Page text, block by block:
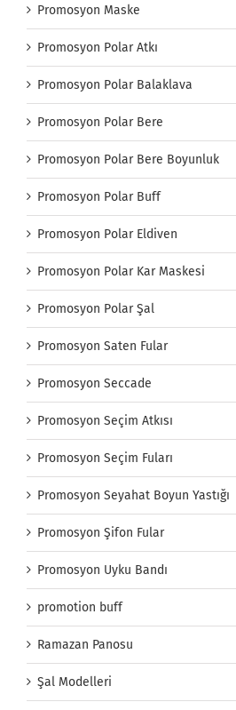
Promosyon Maske
Promosyon Polar Atkı
Promosyon Polar Balaklava
Promosyon Polar Bere
Promosyon Polar Bere Boyunluk
Promosyon Polar Buff
Promosyon Polar Eldiven
Promosyon Polar Kar Maskesi
Promosyon Polar Şal
Promosyon Saten Fular
Promosyon Seccade
Promosyon Seçim Atkısı
Promosyon Seçim Fuları
Promosyon Seyahat Boyun Yastığı
Promosyon Şifon Fular
Promosyon Uyku Bandı
promotion buff
Ramazan Panosu
Şal Modelleri